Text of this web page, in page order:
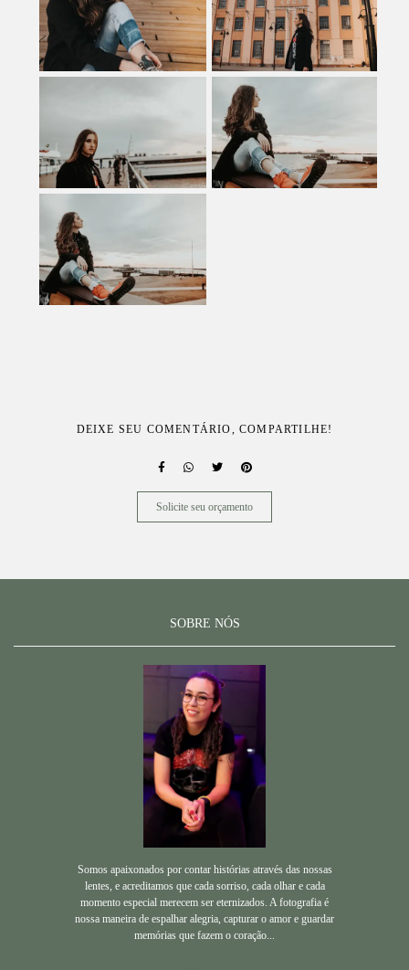
DEIXE SEU COMENTÁRIO, COMPARTILHE!
Solicite seu orçamento
SOBRE NÓS
Somos apaixonados por contar histórias através das nossas
lentes, e acreditamos que cada sorriso, cada olhar e cada
momento especial merecem ser eternizados. A fotografia é
nossa maneira de espalhar alegria, capturar o amor e guardar
memórias que fazem o coração...